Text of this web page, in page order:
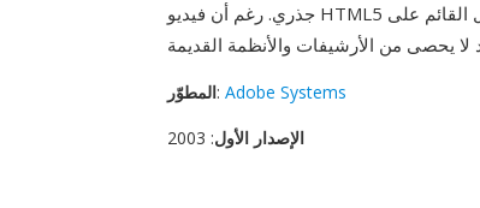
جذري. رغم أن فيديو HTML5 والترميزات الحديثة حلت محل التوصيل القائم على Flash، تظل ملفات FLV
المطوّر: Adobe Systems
الإصدار الأول: 2003